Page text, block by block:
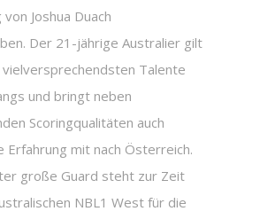
Joshua Duach
Der 21-jährige Australier gilt
Talente
und bringt neben
Scoringqualitäten auch
Erfahrung mit nach Österreich.
große Guard steht zur Zeit
NBL1 West für die